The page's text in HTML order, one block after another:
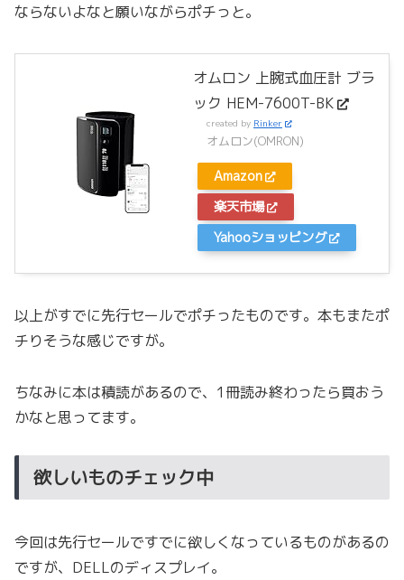
ならないよなと願いながらポチっと。
オムロン 上腕式血圧計 ブラ
ック HEM-7600T-BK
created by Rinker
オムロン(OMRON)
Amazon
楽天市場
Yahooショッピング
以上がすでに先行セールでポチったものです。本もまたポ
チりそうな感じですが。
ちなみに本は積読があるので、1冊読み終わったら買おう
かなと思ってます。
欲しいものチェック中
今回は先行セールですでに欲しくなっているものがあるの
ですが、DELLのディスプレイ。